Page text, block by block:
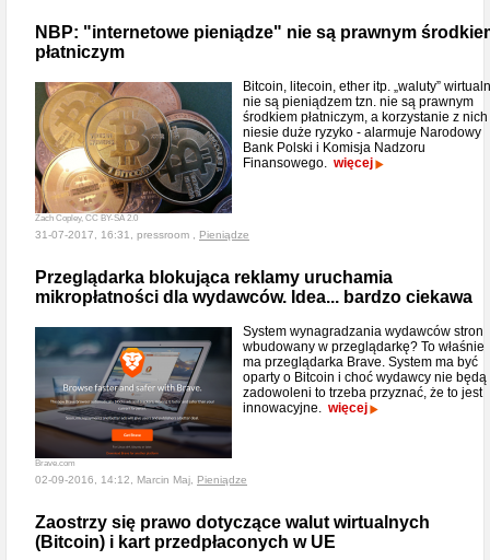
NBP: "internetowe pieniądze" nie są prawnym
płatniczym
Zach Copley, CC BY-SA 2.0
Bitcoin, litecoin, ether itp. „waluty”
nie są pieniądzem tzn. nie są prawnym
środkiem płatniczym, a korzystanie z nich
niesie duże ryzyko - alarmuje Narodowy
Bank Polski i Komisja Nadzoru
Finansowego. więcej
31-07-2017, 16:31, pressroom , Pieniądze
Przeglądarka blokująca reklamy uruchamia
mikropłatności dla wydawców. Idea... bardzo ciekawa
Brave.com
System wynagradzania wydawców stron
wbudowany w przeglądarkę? To właśnie
ma przeglądarka Brave. System ma być
oparty o Bitcoin i choć wydawcy nie będą
zadowoleni to trzeba przyznać, że to jest
innowacyjne. więcej
02-09-2016, 14:12, Marcin Maj, Pieniądze
Zaostrzy się prawo dotyczące walut wirtualnych
(Bitcoin) i kart przedpłaconych w UE